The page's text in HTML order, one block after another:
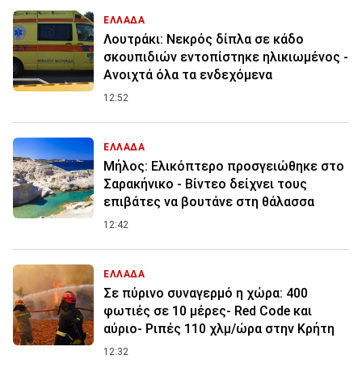
ΕΛΛΑΔΑ
Λουτράκι: Νεκρός δίπλα σε κάδο
σκουπιδιών εντοπίστηκε ηλικιωμένος -
Ανοιχτά όλα τα ενδεχόμενα
12:52
ΕΛΛΑΔΑ
Μήλος: Ελικόπτερο προσγειώθηκε στο
Σαρακήνικο - Βίντεο δείχνει τους
επιβάτες να βουτάνε στη θάλασσα
12:42
ΕΛΛΑΔΑ
Σε πύρινο συναγερμό η χώρα: 400
φωτιές σε 10 μέρες- Red Code και
αύριο- Ριπές 110 χλμ/ώρα στην Κρήτη
12:32